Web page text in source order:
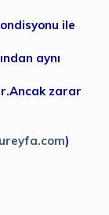
ile
aynı
zarar
)